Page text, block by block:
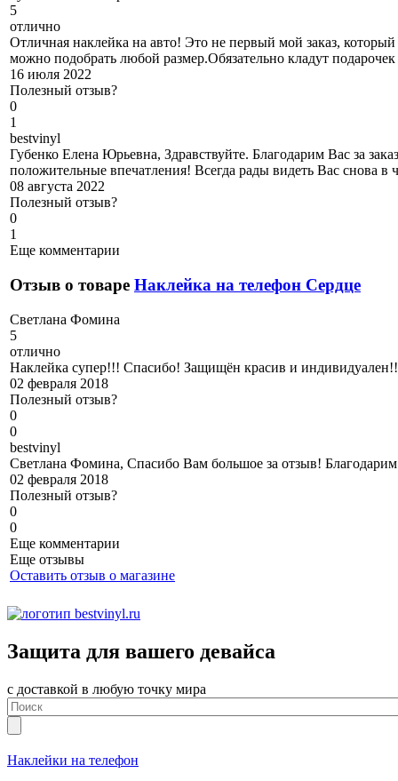
5
отлично
Отличная наклейка на авто! Это не первый мой заказ,
можно подобрать любой размер.Обязательно кладут подарочек
16 июля 2022
Полезный отзыв?
0
1
bestvinyl
Губенко Елена Юрьевна, Здравствуйте. Благодарим Вас за
положительные впечатления! Всегда рады видеть Вас снова в
08 августа 2022
Полезный отзыв?
0
1
Еще комментарии
Отзыв о товаре Наклейка на телефон Сердце
Светлана Фомина
5
отлично
Наклейка супер!!! Спасибо! Защищён красив и индивидуален!!
02 февраля 2018
Полезный отзыв?
0
0
bestvinyl
Светлана Фомина, Спасибо Вам большое за отзыв!
02 февраля 2018
Полезный отзыв?
0
0
Еще комментарии
Еще отзывы
Оставить отзыв о магазине
Защита для вашего девайса
с доставкой в любую точку мира
Наклейки на телефон